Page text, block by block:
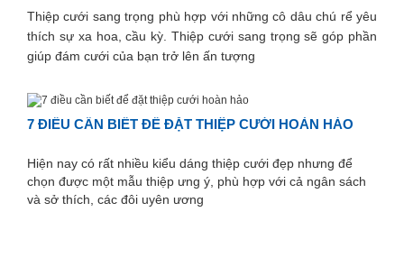
Thiệp cưới sang trọng phù hợp với những cô dâu chú rể yêu
thích sự xa hoa, cầu kỳ. Thiệp cưới sang trọng sẽ góp phần
giúp đám cưới của bạn trở lên ấn tượng
7 ĐIỀU CẦN BIẾT ĐỂ ĐẶT THIỆP CƯỚI HOÀN HẢO
Hiện nay có rất nhiều kiểu dáng thiệp cưới đẹp nhưng để
chọn được một mẫu thiệp ưng ý, phù hợp với cả ngân sách
và sở thích, các đôi uyên ương